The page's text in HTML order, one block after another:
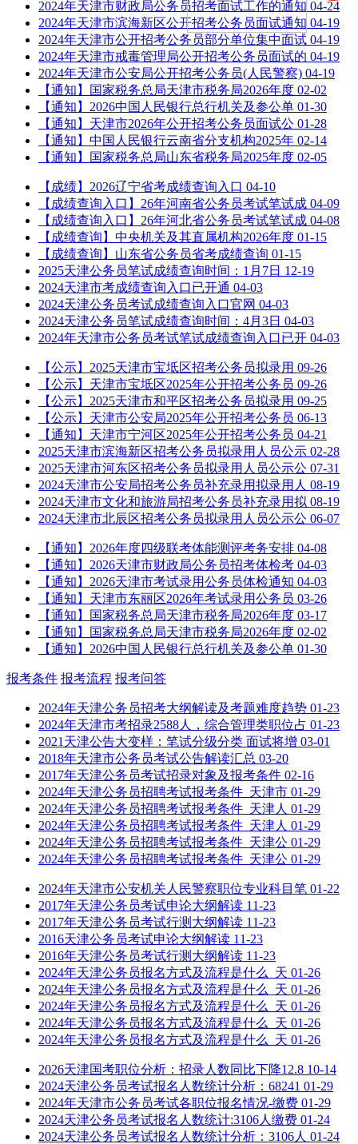
2024年天津市财政局公务员招考面试工作的通知 04-24
2024年天津市滨海新区公开招考公务员面试通知 04-19
2024年天津市公开招考公务员部分单位集中面试 04-19
2024年天津市戒毒管理局公开招考公务员面试的 04-19
2024年天津市公安局公开招考公务员(人民警察) 04-19
【通知】国家税务总局天津市税务局2026年度 02-02
【通知】2026中国人民银行总行机关及参公单 01-30
【通知】天津市2026年公开招考公务员面试公 01-28
【通知】中国人民银行云南省分支机构2025年 02-14
【通知】国家税务总局山东省税务局2025年度 02-05
【成绩】2026辽宁省考成绩查询入口 04-10
【成绩查询入口】26年河南省公务员考试笔试成 04-09
【成绩查询入口】26年河北省公务员考试笔试成 04-08
【成绩查询】中央机关及其直属机构2026年度 01-15
【成绩查询】山东省公务员省考成绩查询 01-15
2025天津公务员笔试成绩查询时间：1月7日 12-19
2024天津市考成绩查询入口已开通 04-03
2024天津公务员考试成绩查询入口官网 04-03
2024天津公务员笔试成绩查询时间：4月3日 04-03
2024年天津市公务员考试笔试成绩查询入口已开 04-03
【公示】2025天津市宝坻区招考公务员拟录用 09-26
【公示】天津市宝坻区2025年公开招考公务员 09-26
【公示】2025天津市和平区招考公务员拟录用 09-25
【公示】天津市公安局2025年公开招考公务员 06-13
【通知】天津市宁河区2025年公开招考公务员 04-21
2025天津市滨海新区招考公务员拟录用人员公示 02-28
2025天津市河东区招考公务员拟录用人员公示公 07-31
2024天津市公安局招考公务员补充录用拟录用人 08-19
2024天津市文化和旅游局招考公务员补充录用拟 08-19
2024天津市北辰区招考公务员拟录用人员公示公 06-07
【通知】2026年度四级联考体能测评考务安排 04-08
【通知】2026天津市财政局公务员招考体检考 04-03
【通知】2026天津市考试录用公务员体检通知 04-03
【通知】天津市东丽区2026年考试录用公务员 03-26
【通知】国家税务总局天津市税务局2026年度 03-17
【通知】国家税务总局天津市税务局2026年度 02-02
【通知】2026中国人民银行总行机关及参公单 01-30
报考条件 报考流程 报考问答
2024年天津公务员招考大纲解读及考题难度趋势 01-23
2024年天津市考招录2588人，综合管理类职位占 01-23
2021天津公告大变样：笔试分级分类 面试将增 03-01
2018年天津市公务员考试公告解读汇总 03-20
2017年天津公务员考试招录对象及报考条件 02-16
2024年天津公务员招聘考试报考条件_天津市 01-29
2024年天津公务员招聘考试报考条件_天津人 01-29
2024年天津公务员招聘考试报考条件_天津人 01-29
2024年天津公务员招聘考试报考条件_天津公 01-29
2024年天津公务员招聘考试报考条件_天津公 01-29
2024年天津市公安机关人民警察职位专业科目笔 01-22
2017年天津公务员考试申论大纲解读 11-23
2017年天津公务员考试行测大纲解读 11-23
2016天津公务员考试申论大纲解读 11-23
2016年天津公务员考试行测大纲解读 11-23
2024年天津公务员报名方式及流程是什么_天 01-26
2024年天津公务员报名方式及流程是什么_天 01-26
2024年天津公务员报名方式及流程是什么_天 01-26
2024年天津公务员报名方式及流程是什么_天 01-26
2024年天津公务员报名方式及流程是什么_天 01-26
2026天津国考职位分析：招录人数同比下降12.8 10-14
2024天津公务员考试报名人数统计分析：68241 01-29
2024年天津市公务员考试各职位报名情况-缴费 01-29
2024天津公务员考试报名人数统计:3106人缴费 01-24
2024天津公务员考试报名人数统计分析：3106人 01-24